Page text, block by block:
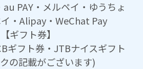
PAY・メルペイ・ゆうちょ
・Alipay・WeChat Pay
【ギフト券】
ギフト券・JTBナイスギフト
の記載がございます)